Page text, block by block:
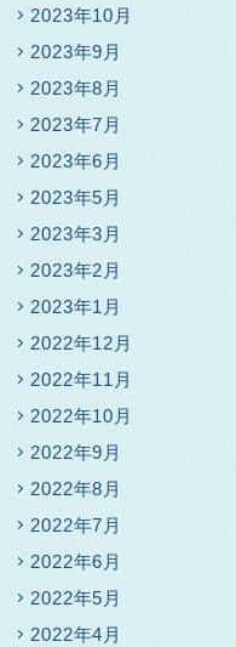
2023年10月
2023年9月
2023年8月
2023年7月
2023年6月
2023年5月
2023年3月
2023年2月
2023年1月
2022年12月
2022年11月
2022年10月
2022年9月
2022年8月
2022年7月
2022年6月
2022年5月
2022年4月